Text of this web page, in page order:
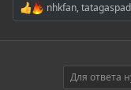
Р
е
а
nhkfan,
Для ответа